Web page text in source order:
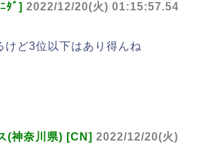
ﾀﾞ] 2022/12/20(火) 01:15:57.54
けど3位以下はあり得んね
(神奈川県) [CN] 2022/12/20(火)